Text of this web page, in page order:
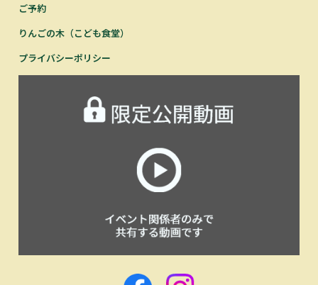
ご予約
りんごの木（こども食堂）
プライバシーポリシー